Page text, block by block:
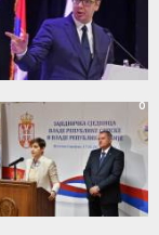
0